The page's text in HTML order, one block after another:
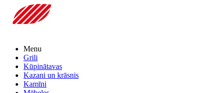
Menu
Grili
Kūpinātavas
Kazani un krāsnis
Kamīni